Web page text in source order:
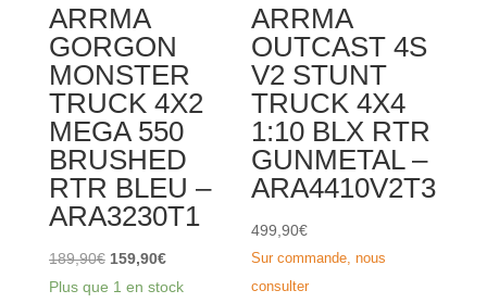
RTR
Rouge
-
ARA2102T2
ARRMA
GORGON
MONSTER
TRUCK 4X2
MEGA 550
BRUSHED
RTR BLEU –
ARA3230T1
189,90€ Le
prix
159,90€Le
prix
Plus que 1 en stock
ARRMA
OUTCAST 4S
V2 STUNT
TRUCK 4X4
1:10 BLX RTR
GUNMETAL –
ARA4410V2T3
499,90€
Sur commande, nous
consulter